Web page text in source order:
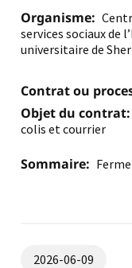
Organisme:
services sociaux de
universitaire de
Contrat ou
Objet du contrat:
colis et courrier
Sommaire:
2026-06-09